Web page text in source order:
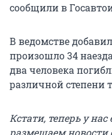
сообщили в
В ведомстве
произошло 34
два человека
различной степени
Кстати, теперь у
размещаем новости